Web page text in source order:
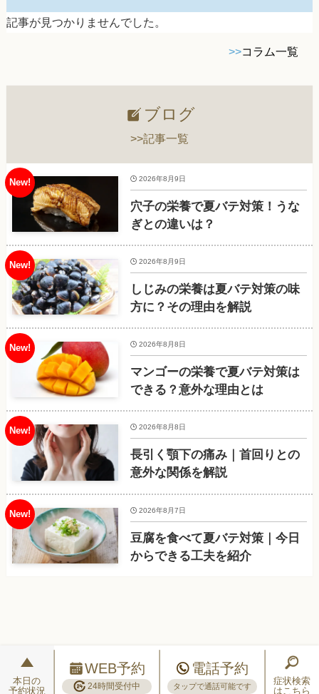
記事が見つかりませんでした。
>>コラム一覧
ブログ
>>記事一覧
穴子の栄養で夏バテ対策！うな
ぎとの違いは？
2026年8月9日
しじみの栄養は夏バテ対策の味
方に？その理由を解説
2026年8月9日
マンゴーの栄養で夏バテ対策は
できる？意外な理由とは
2026年8月8日
長引く顎下の痛み｜首回りとの
意外な関係を解説
2026年8月8日
豆腐を食べて夏バテ対策｜今日
からできる工夫を紹介
2026年8月7日
本日の
予約状況
WEB予約
24時間受付中
電話予約
タップで通話可能です
症状検索
はこちら